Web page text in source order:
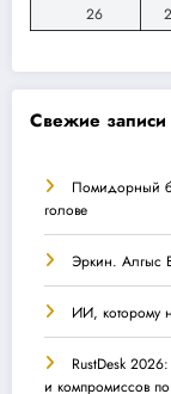
26
Свежие записи
Помидорный
голове
Эркин. Алгыс
ИИ, которому
RustDesk
и компромиссов по